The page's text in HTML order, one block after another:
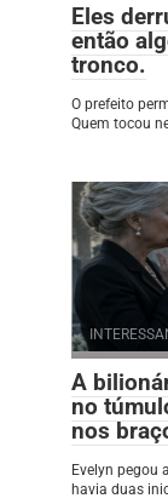
Eles
então
tronco.
O prefeito
Quem tocou
A
no
nos
Evelyn pegou
havia duas